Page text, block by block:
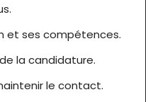
et ses compétences.
la candidature.
le contact.